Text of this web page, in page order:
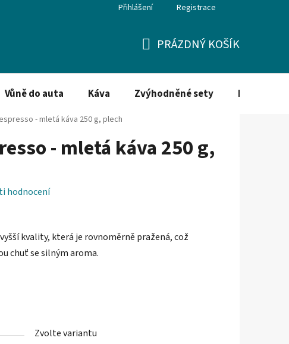
Přihlášení Registrace
KOŠÍK
PRÁZDNÝ KOŠÍK
Vůně do auta Káva Zvýhodněné sety Dezinfekce
- mletá káva 250 g, plech
- mletá káva 250 g,
hodnocení
kvality, která je rovnoměrně pražená, což
chuť se silným aroma.
Zvolte variantu